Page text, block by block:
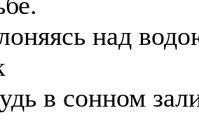
над
в сонном